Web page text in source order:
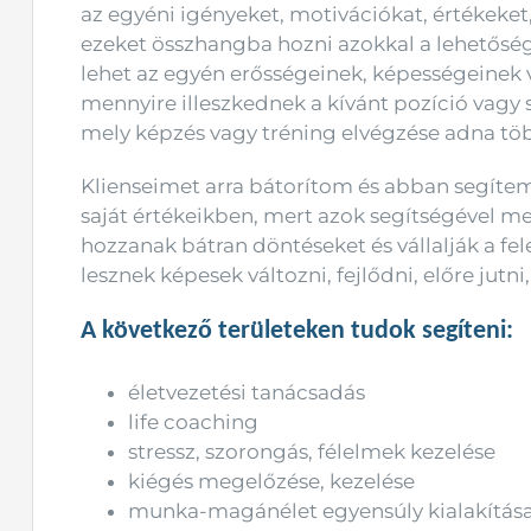
az egyéni igényeket, motivációkat,
ezeket összhangba hozni azokkal a
lehet az egyén erősségeinek,
mennyire illeszkednek a kívánt pozíció vagy
mely képzés vagy tréning elvégzése adna
Klienseimet arra bátorítom és abban
saját értékeikben, mert azok segítségével
hozzanak bátran döntéseket és vállalják a
lesznek képesek változni, fejlődni, előre
A következő területeken tudok segíteni:
életvezetési tanácsadás
life coaching
stressz, szorongás, félelmek kezelése
kiégés megelőzése, kezelése
munka-magánélet egyensúly